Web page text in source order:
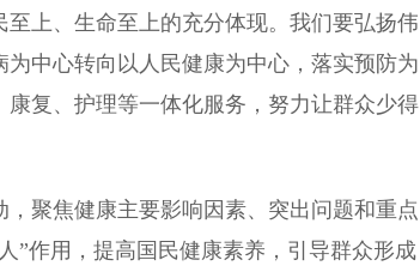
上、生命至上的充分体现。我们要弘扬伟
中心转向以人民健康为中心，落实预防为
复、护理等一体化服务，努力让群众少得
聚焦健康主要影响因素、突出问题和重点
”作用，提高国民健康素养，引导群众形成